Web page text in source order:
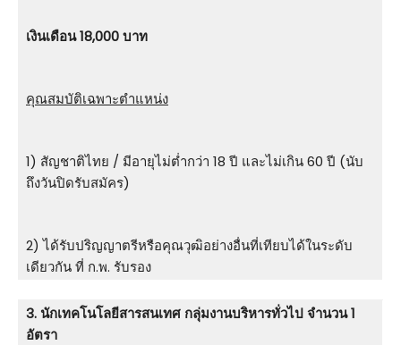
เงินเดือน 18,000 บาท
คุณสมบัติเฉพาะตำแหน่ง
1) สัญชาติไทย / มีอายุไม่ต่ำกว่า 18 ปี และไม่เกิน 60 ปี (นับ
ถึงวันปิดรับสมัคร)
2) ได้รับปริญญาตรีหรือคุณวุฒิอย่างอื่นที่เทียบได้ในระดับ
เดียวกัน ที่ ก.พ. รับรอง
3. นักเทคโนโลยีสารสนเทศ กลุ่มงานบริหารทั่วไป จำนวน 1
อัตรา